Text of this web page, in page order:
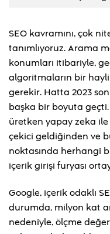
SEO kavramını, çok
tanımlıyoruz. Arama
konumları itibariyle,
algoritmaların bir
gerekir. Hatta 2023
başka bir boyuta
üretken yapay zeka
çekici geldiğinden ve
noktasında herhangi
içerik girişi furyası
Google, içerik odaklı
durumda, milyon kat
nedeniyle, ölçme